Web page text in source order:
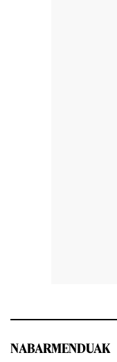
NABARMENDUAK